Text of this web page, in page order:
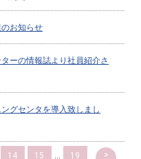
お知らせ
ーの情報誌より社員紹介さ
グセンタを導入致しまし
14 15 19 >